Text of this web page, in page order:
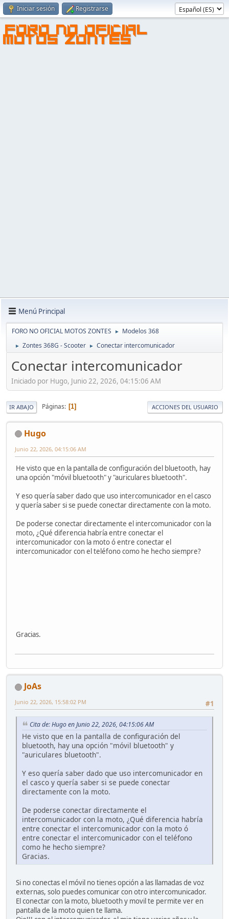
Iniciar sesión Registrarse
FORO NO OFICIAL
MOTOS ZONTES
Menú Principal
FORO NO OFICIAL MOTOS ZONTES ► Modelos 368
► Zontes 368G - Scooter ► Conectar intercomunicador
Conectar intercomunicador
Iniciado por Hugo, Junio 22, 2026, 04:15:06 AM
IR ABAJO Páginas 1 ACCIONES DEL USUARIO
Hugo
Junio 22, 2026, 04:15:06 AM
He visto que en la pantalla de configuración del bluetooth, hay
una opción "móvil bluetooth" y "auriculares bluetooth".
Y eso quería saber dado que uso intercomunicador en el casco
y quería saber si se puede conectar directamente con la moto.
De poderse conectar directamente el intercomunicador con la
moto, ¿Qué diferencia habría entre conectar el
intercomunicador con la moto ó entre conectar el
intercomunicador con el teléfono como he hecho siempre?
Gracias.
JoAs
#1
Junio 22, 2026, 15:58:02 PM
Cita de: Hugo en Junio 22, 2026, 04:15:06 AM
He visto que en la pantalla de configuración del
bluetooth, hay una opción "móvil bluetooth" y
"auriculares bluetooth".
Y eso quería saber dado que uso intercomunicador en
el casco y quería saber si se puede conectar
directamente con la moto.
De poderse conectar directamente el
intercomunicador con la moto, ¿Qué diferencia habría
entre conectar el intercomunicador con la moto ó
entre conectar el intercomunicador con el teléfono
como he hecho siempre?
Gracias.
Si no conectas el móvil no tienes opción a las llamadas de voz
externas, solo puedes comunicar con otro intercomunicador.
El conectar con la moto, bluetooth y movil te permite ver en
pantalla de la moto quien te llama.